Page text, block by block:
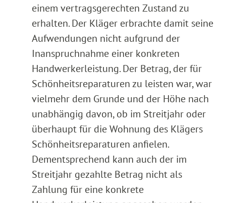
einem vertragsgerechten Zustand zu
erhalten. Der Kläger erbrachte damit seine
Aufwendungen nicht aufgrund der
Inanspruchnahme einer konkreten
Handwerkerleistung. Der Betrag, der für
Schönheitsreparaturen zu leisten war, war
vielmehr dem Grunde und der Höhe nach
unabhängig davon, ob im Streitjahr oder
überhaupt für die Wohnung des Klägers
Schönheitsreparaturen anfielen.
Dementsprechend kann auch der im
Streitjahr gezahlte Betrag nicht als
Zahlung für eine konkrete